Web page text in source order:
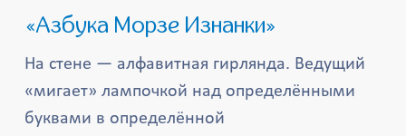
«Азбука Морзе Изнанки»
На стене — алфавитная гирлянда. Ведущий
«мигает» лампочкой над определёнными
буквами в определённой